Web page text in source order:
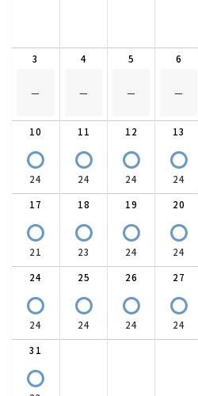
3
－
4
－
5
－
6
－
10
〇
24
11
〇
24
12
〇
24
13
〇
24
17
〇
21
18
〇
23
19
〇
24
20
〇
24
24
〇
24
25
〇
24
26
〇
24
27
〇
24
31
〇